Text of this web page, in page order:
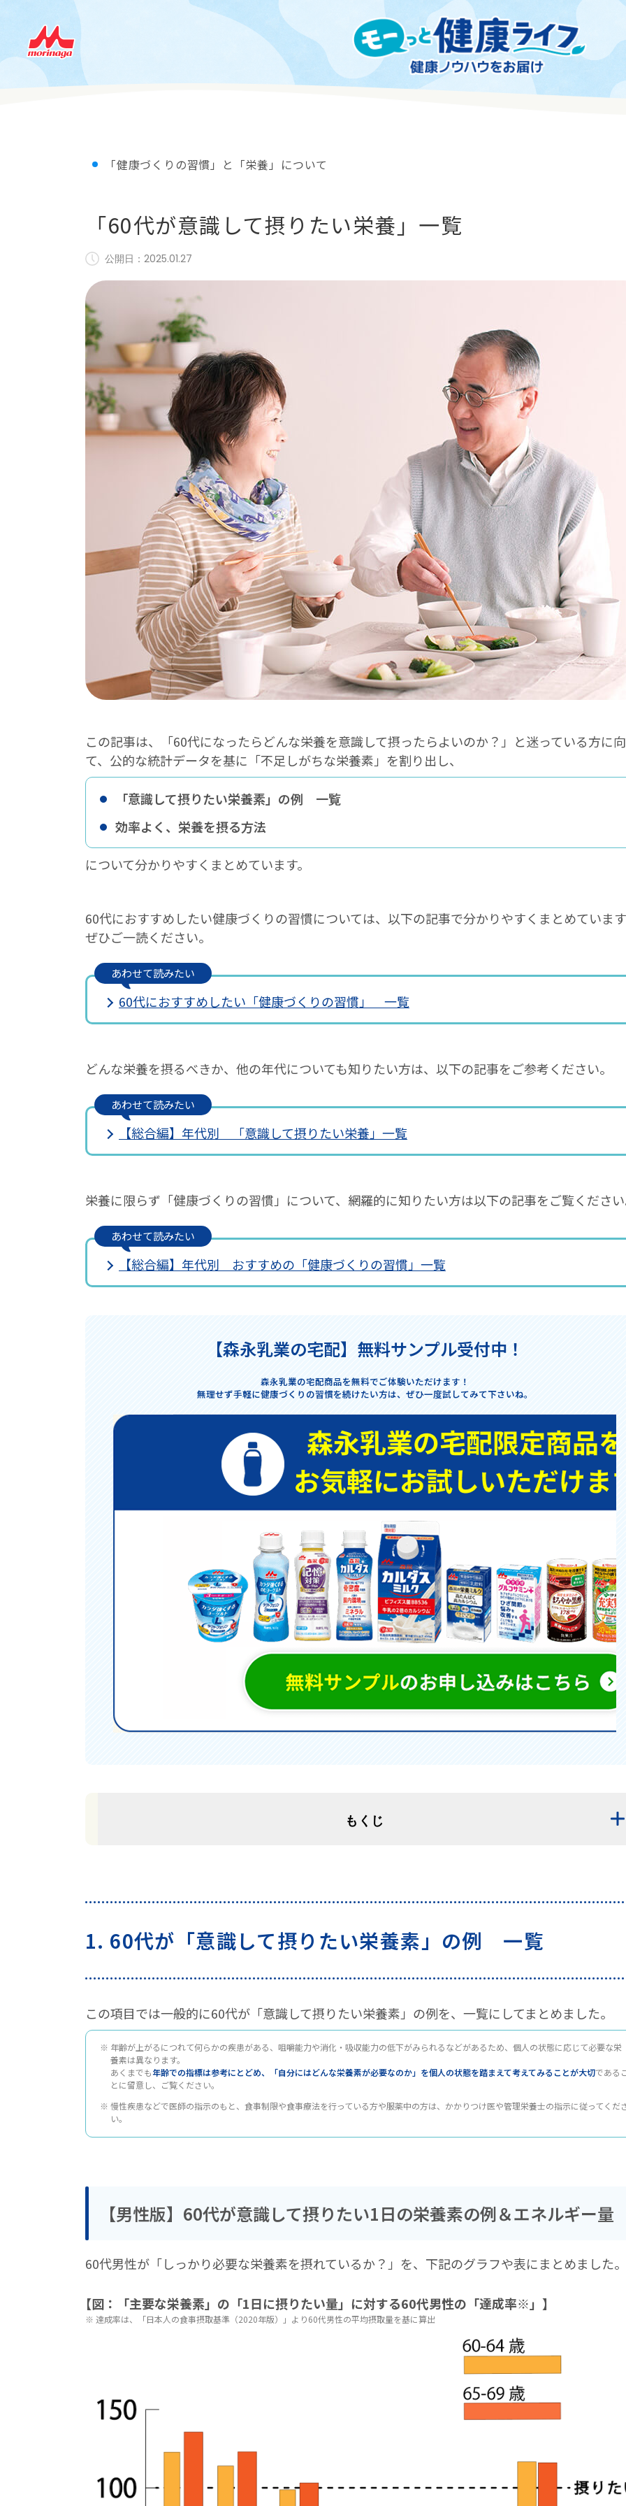
「健康づくりの習慣」と「栄養」について
「60代が意識して摂りたい栄養」一覧
公開日： 2025.01.27
この記事は、「60代になったらどんな栄養を意識して摂ったらよいのか？」と迷っている方に
て、公的な統計データを基に「不足しがちな栄養素」を割り出し、
「意識して摂りたい栄養素」の例 一覧
効率よく、栄養を摂る方法
について分かりやすくまとめています。
60代におすすめしたい健康づくりの習慣については、以下の記事で分かりやすくまとめていま
ぜひご一読ください。
あわせて読みたい
60代におすすめしたい「健康づくりの習慣」 一覧
どんな栄養を摂るべきか、他の年代についても知りたい方は、以下の記事をご参考ください。
あわせて読みたい
【総合編】年代別 「意識して摂りたい栄養」一覧
栄養に限らず「健康づくりの習慣」について、網羅的に知りたい方は以下の記事をご覧くださ
あわせて読みたい
【総合編】年代別 おすすめの「健康づくりの習慣」一覧
【森永乳業の宅配】 無料サンプル受付中！
森永乳業の宅配商品を無料でご体験いただけます！
無理せず手軽に健康づくりの習慣を続けたい方は、 ぜひ一度試してみて下さいね。
もくじ
【女性版】60代が意識して摂りたい1日の栄養素の例＆エネルギー量
ずばり！60代が特に気にしたい栄養素は「カルシウム」
2.【栄養素別】効率よく、栄養を摂る方法
60代がカルシウムを効率よく摂る方法
60代が食物繊維を効率よく摂る方法
60代がビタミンAを効率よく摂る方法
1. 60代が「意識して摂りたい栄養素」の例 一覧
この項目では一般的に60代が「意識して摂りたい栄養素」の例を、一覧にしてまとめました。
年齢が上がるにつれて何らかの疾患がある、咀嚼能力や消化・吸収能力の低下がみられるなどがあるため、個人の状態に応じて必要な栄
養素は異なります。
あくまでも年齢での指標は参考にとどめ、「自分にはどんな栄養素が必要なのか」を個人の状態を踏まえて考えてみることが大切である
とに留意し、ご覧ください。
慢性疾患などで医師の指示のもと、食事制限や食事療法を行っている方や服薬中の方は、かかりつけ医や管理栄養士の指示に従ってくだ
い。
【男性版】60代が意識して摂りたい1日の栄養素の例＆エネルギー量
60代男性が「しっかり必要な栄養素を摂れているか？」を、下記のグラフや表にまとめました。
【図：「主要な栄養素」の「1日に摂りたい量」に対する60代男性の「達成率※」】
達成率は、「日本人の食事摂取基準（2020年版）」より60代男性の平均摂取量を基に算出